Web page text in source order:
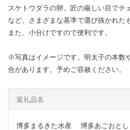
スケトウダラの卵。匠の厳しい目でチ
など、さまざまな基準で選び抜かれた
また、小分けですので便利です。
※写真はイメージです。明太子の本数
合があります。予めご容赦ください。
返礼品名
博多まるきた水産 　博多あごおと